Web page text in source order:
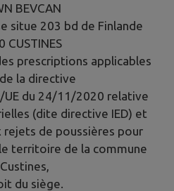
BEVCAN
situe 203 bd de Finlande
CUSTINES
prescriptions applicables
la directive
du 24/11/2020 relative
(dite directive IED) et
rejets de poussières pour
territoire de la commune
du siège.